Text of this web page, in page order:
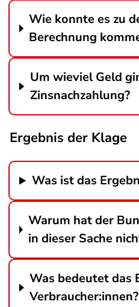
Wie konnte es zu
Berechnung
Um wieviel Geld
Zinsnachzahlung?
Ergebnis der Klage
Was ist das
Warum hat der
in dieser Sache
Was bedeutet das
Verbraucher:innen?